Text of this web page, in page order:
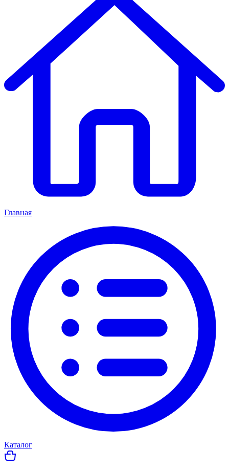
Главная
Каталог